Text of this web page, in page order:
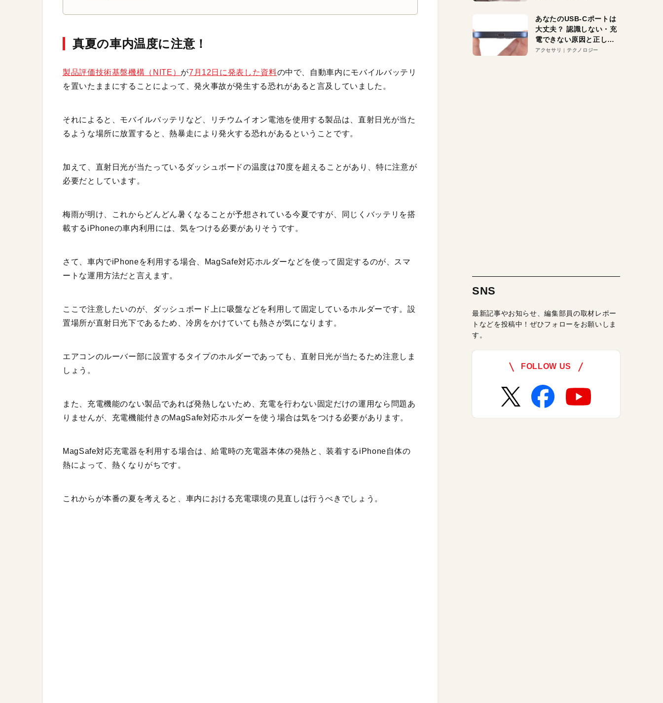
真夏の車内温度に注意！
製品評価技術基盤機構（NITE） が7月12日に発表した資料の中で、自動車内にモバイルバッテリ
を置いたままにすることによって、発火事故が発生する恐れがあると言及していました。
それによると、モバイルバッテリなど、リチウムイオン電池を使用する製品は、直射日光が当た
るような場所に放置すると、熱暴走により発火する恐れがあるということです。
加えて、直射日光が当たっているダッシュボードの温度は70度を超えることがあり、特に注意が
必要だとしています。
梅雨が明け、これからどんどん暑くなることが予想されている今夏ですが、同じくバッテリを搭
載するiPhoneの車内利用には、気をつける必要がありそうです。
さて、車内でiPhoneを利用する場合、MagSafe対応ホルダーなどを使って固定するのが、スマ
ートな運用方法だと言えます。
ここで注意したいのが、ダッシュボード上に吸盤などを利用して固定しているホルダーです。設
置場所が直射日光下であるため、冷房をかけていても熱さが気になります。
エアコンのルーバー部に設置するタイプのホルダーであっても、直射日光が当たるため注意しま
しょう。
また、充電機能のない製品であれば発熱しないため、充電を行わない固定だけの運用なら問題あ
りませんが、充電機能付きのMagSafe対応ホルダーを使う場合は気をつける必要があります。
MagSafe対応充電器を利用する場合は、給電時の充電器本体の発熱と、装着するiPhone自体の
熱によって、熱くなりがちです。
これからが本番の夏を考えると、車内における充電環境の見直しは行うべきでしょう。
あなたのUSB-Cポートは
大丈夫？ 認識しない・充
電できない原因と正しい
対策
アクセサリ テクノロジー
SNS
最新記事やお知らせ、編集部員の取材レポー
トなどを投稿中！ぜひフォローをお願いしま
す。
FOLLOW US